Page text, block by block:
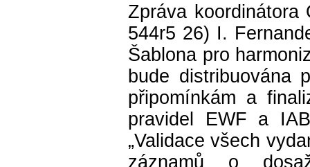
Zpráva
544r5 26) I.
Šablona pro
bude distribuována
připomínkám a
pravidel EWF a
„Validace všech
záznamů o